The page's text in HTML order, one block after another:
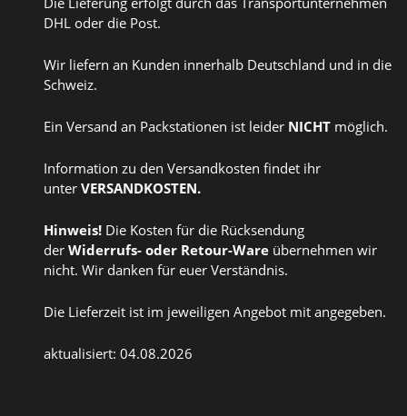
DHL oder die Post.
Wir liefern an Kunden innerhalb Deutschland und in die
Schweiz.
Ein Versand an Packstationen ist leider NICHT möglich.
Information zu den Versandkosten findet ihr
unter VERSANDKOSTEN.
Hinweis! Die Kosten für die Rücksendung
der Widerrufs- oder Retour-Ware übernehmen wir
nicht. Wir danken für euer Verständnis.
Die Lieferzeit ist im jeweiligen Angebot mit angegeben.
aktualisiert: 04.08.2026